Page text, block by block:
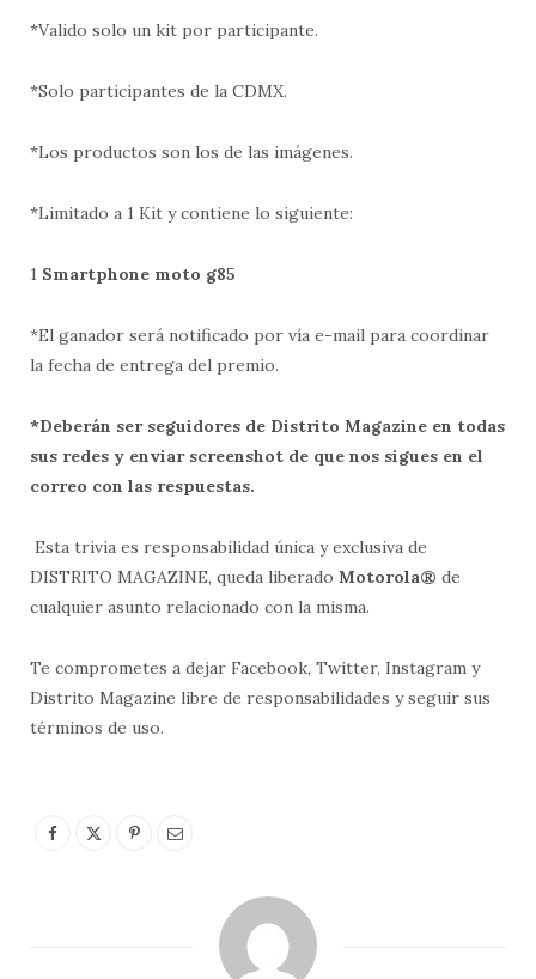
*Valido solo un kit por participante.
*Solo participantes de la CDMX.
*Los productos son los de las imágenes.
*Limitado a 1 Kit y contiene lo siguiente:
1 Smartphone moto g85
*El ganador será notificado por vía e-mail para coordinar
la fecha de entrega del premio.
*Deberán ser seguidores de Distrito Magazine en todas
sus redes y enviar screenshot de que nos sigues en el
correo con las respuestas.
Esta trivia es responsabilidad única y exclusiva de
DISTRITO MAGAZINE, queda liberado Motorola® de
cualquier asunto relacionado con la misma.
Te comprometes a dejar Facebook, Twitter, Instagram y
Distrito Magazine libre de responsabilidades y seguir sus
términos de uso.